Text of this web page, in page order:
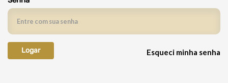
Esqueci minha senha